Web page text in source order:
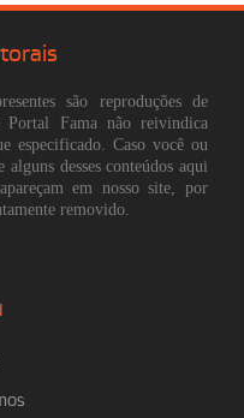
são reproduções de
Fama não reivindica
especificado. Caso você ou
alguns desses conteúdos aqui
em nosso site, por
removido.